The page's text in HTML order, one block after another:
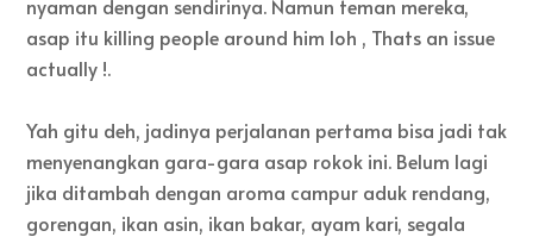
nyaman dengan sendirinya. Namun teman mereka,
asap itu killing people around him loh , Thats an issue
actually !.
Yah gitu deh, jadinya perjalanan pertama bisa jadi tak
menyenangkan gara-gara asap rokok ini. Belum lagi
jika ditambah dengan aroma campur aduk rendang,
gorengan, ikan asin, ikan bakar, ayam kari, segala